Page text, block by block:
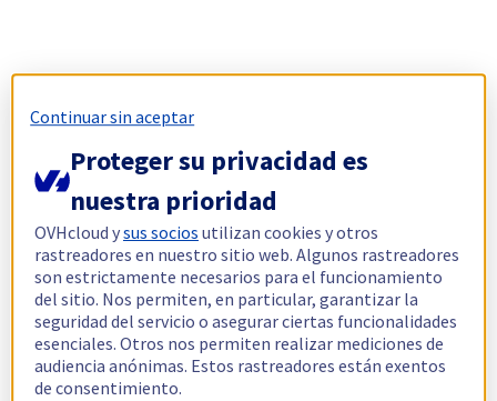
Continuar sin aceptar
Proteger su privacidad es
nuestra prioridad
OVHcloud ysus socios utilizan cookies y otros
rastreadores en nuestro sitio web. Algunos rastreadores
son estrictamente necesarios para el funcionamiento
del sitio. Nos permiten, en particular, garantizar la
seguridad del servicio o asegurar ciertas funcionalidades
esenciales. Otros nos permiten realizar mediciones de
audiencia anónimas. Estos rastreadores están exentos
de consentimiento.